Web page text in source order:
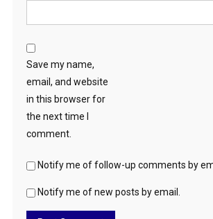
Save my name,
email, and website
in this browser for
the next time I
comment.
Notify me of follow-up comments by
Notify me of new posts by email.